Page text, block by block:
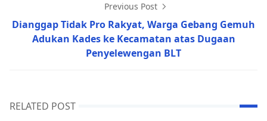
Previous Post
Dianggap Tidak Pro Rakyat, Warga Gebang Gemuh
Adukan Kades ke Kecamatan atas Dugaan
Penyelewengan BLT
RELATED POST